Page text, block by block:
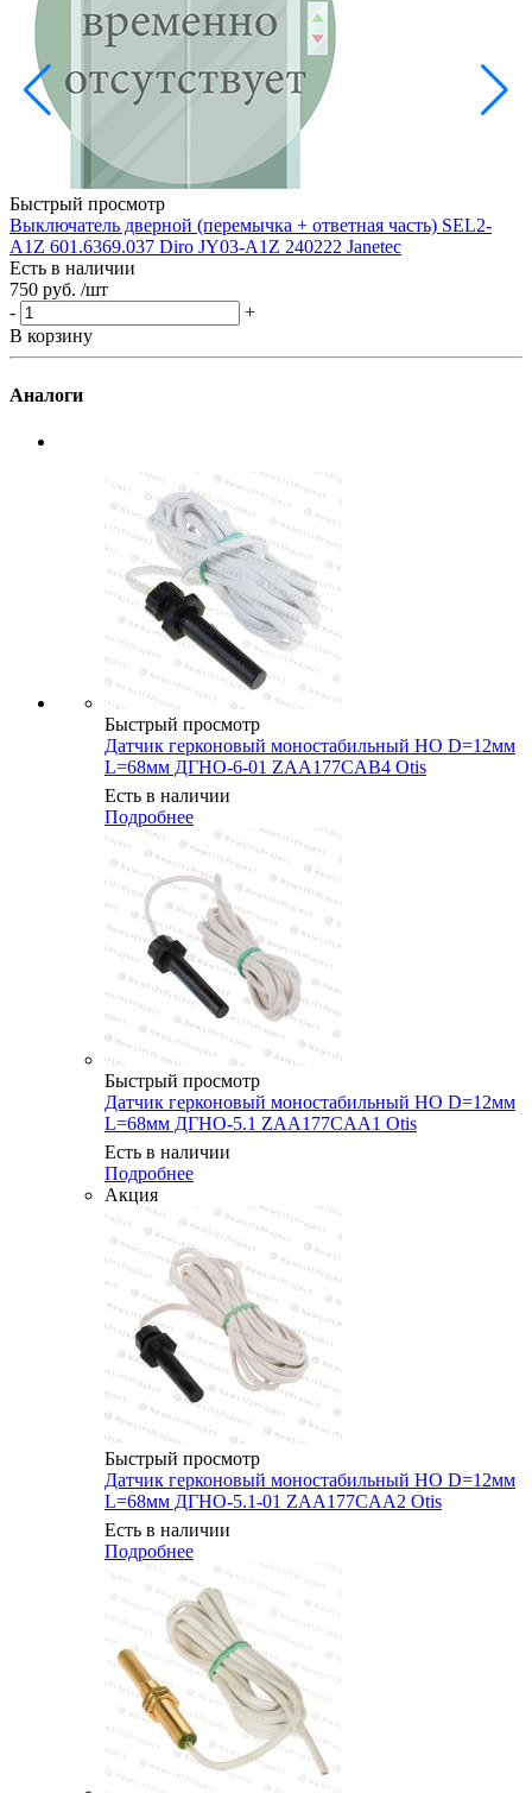
Быстрый просмотр
Выключатель дверной (перемычка + ответная часть) SEL2-
A1Z 601.6369.037 Diro JY03-A1Z 240222 Janetec
Есть в наличии
750 руб. /шт
-
+
В корзину
Аналоги
Быстрый просмотр
Датчик герконовый моностабильный НО D=12мм
L=68мм ДГНО-6-01 ZAA177CAB4 Otis
Есть в наличии
Подробнее
Быстрый просмотр
Датчик герконовый моностабильный НО D=12мм
L=68мм ДГНО-5.1 ZAA177CAA1 Otis
Есть в наличии
Подробнее
Акция
Быстрый просмотр
Датчик герконовый моностабильный НО D=12мм
L=68мм ДГНО-5.1-01 ZAA177CAA2 Otis
Есть в наличии
Подробнее